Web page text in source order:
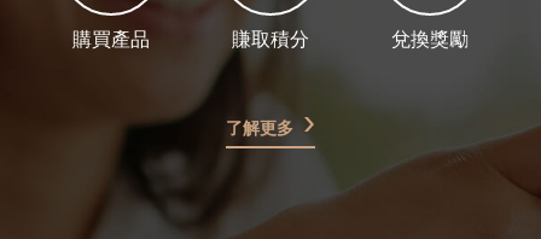
購買產品 賺取積分 兌換獎勵
了解更多